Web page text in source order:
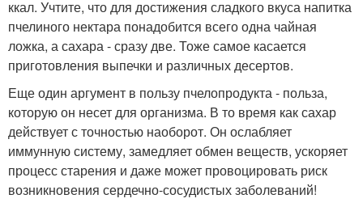
ккал. Учтите, что для достижения сладкого вкуса напитка
пчелиного нектара понадобится всего одна чайная
ложка, а сахара - сразу две. Тоже самое касается
приготовления выпечки и различных десертов.
Еще один аргумент в пользу пчелопродукта - польза,
которую он несет для организма. В то время как сахар
действует с точностью наоборот. Он ослабляет
иммунную систему, замедляет обмен веществ, ускоряет
процесс старения и даже может провоцировать риск
возникновения сердечно-сосудистых заболеваний!